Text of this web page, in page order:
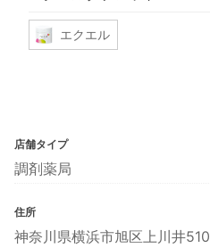
エクエル
店舗タイプ
調剤薬局
住所
神奈川県横浜市旭区上川井510